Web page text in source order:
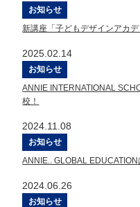
お知らせ
新講座「子どもデザインアカデ
2025.02.14
お知らせ
ANNIE INTERNATIONAL
校！
2024.11.08
お知らせ
ANNIE.. GLOBAL EDUCATION
2024.06.26
お知らせ